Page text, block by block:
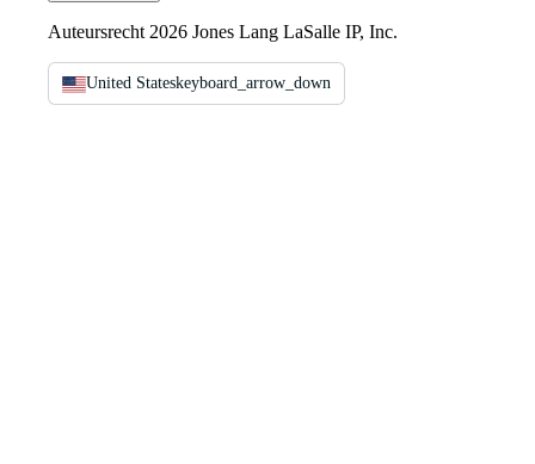
Auteursrecht 2026 Jones Lang LaSalle IP, Inc.
United Stateskeyboard_arrow_down